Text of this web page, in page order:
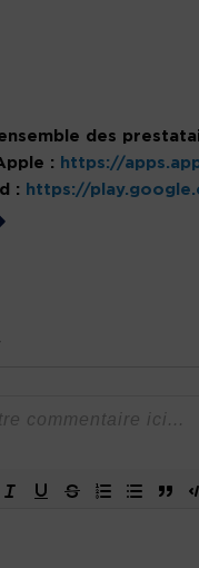
des
: https://
: https://